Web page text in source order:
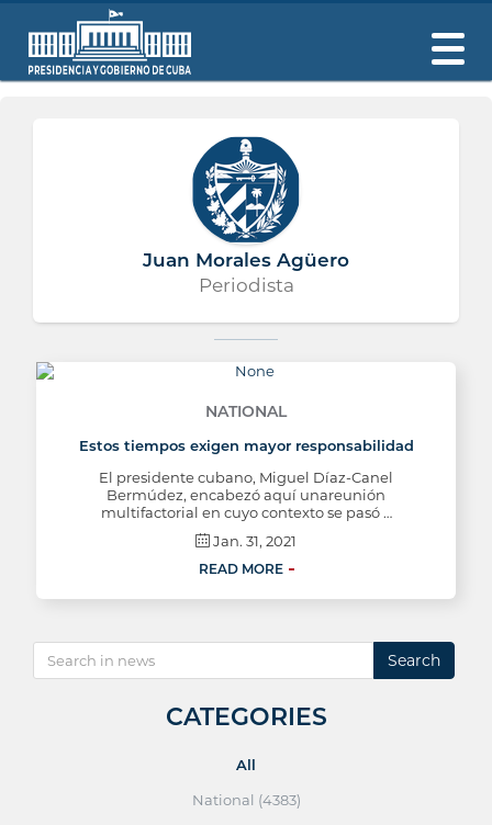
Juan Morales Agüero
Periodista
NATIONAL
Estos tiempos exigen mayor responsabilidad
El presidente cubano, Miguel Díaz-Canel
Bermúdez, encabezó aquí unareunión
multifactorial en cuyo contexto se pasó …
Jan. 31, 2021
READ MORE
Search
CATEGORIES
All
National (4383)